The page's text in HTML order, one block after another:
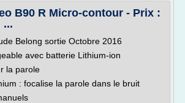
B90 R Micro-contour - Prix :
...
Belong sortie Octobre 2016
avec batterie Lithium-ion
la parole
: focalise la parole dans le bruit